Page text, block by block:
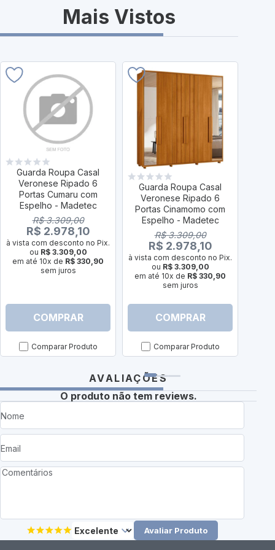
Mais Vistos
Guarda Roupa Casal
Veronese Ripado 6
Portas Cumaru com
Espelho - Madetec
R$ 3.309,00
R$ 2.978,10
à vista com desconto no Pix.
ou R$ 3.309,00
em até 10x de R$ 330,90
sem juros
COMPRAR
Comparar Produto
Guarda Roupa Casal
Veronese Ripado 6
Portas Cinamomo com
Espelho - Madetec
R$ 3.309,00
R$ 2.978,10
à vista com desconto no Pix.
ou R$ 3.309,00
em até 10x de R$ 330,90
sem juros
COMPRAR
Comparar Produto
AVALIAÇÕES
O produto não tem reviews.
Avaliar Produto